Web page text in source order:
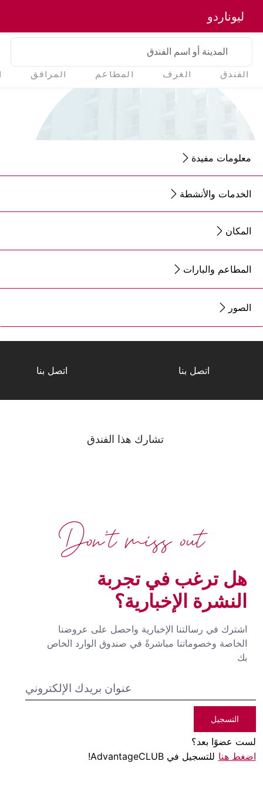
ليوناردو
المدينة أو اسم الفندق
الفندق الغرف المطاعم المرافق
معلومات مفيدة
الخدمات والأنشطة
المكان
المطاعم والبارات
الصور
اتصل بنا اتصل بنا
تشارك هذا الفندق
هل ترغب في تجربة
النشرة الإخبارية؟
اشترك في رسالتنا الإخبارية واحصل على عروضنا
الخاصة وخصوماتنا مباشرةً في صندوق الوارد الخاص
بك
التسجيل
لست عضوًا بعد؟
اضغط هنا للتسجيل في AdvantageCLUB!
Don't miss out